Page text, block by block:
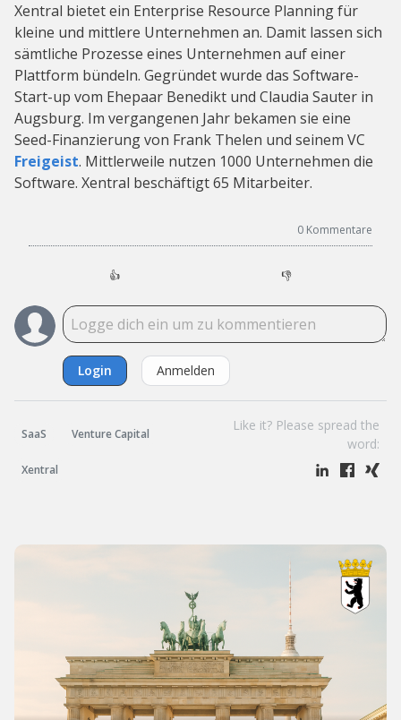
Xentral bietet ein Enterprise Resource Planning für
kleine und mittlere Unternehmen an. Damit lassen sich
sämtliche Prozesse eines Unternehmen auf einer
Plattform bündeln. Gegründet wurde das Software-
Start-up vom Ehepaar Benedikt und Claudia Sauter in
Augsburg. Im vergangenen Jahr bekamen sie eine
Seed-Finanzierung von Frank Thelen und seinem VC
Freigeist. Mittlerweile nutzen 1000 Unternehmen die
Software. Xentral beschäftigt 65 Mitarbeiter.
0 Kommentare
👍 👎
Login Anmelden
SaaS Venture Capital
Xentral
Like it? Please spread the
word: